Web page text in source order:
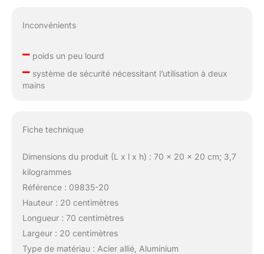
Inconvénients
–poids un peu lourd
–système de sécurité nécessitant l’utilisation à deux
mains
Fiche technique
Dimensions du produit (L x l x h) : 70 x 20 x 20 cm; 3,7
kilogrammes
Référence : 09835-20
Hauteur : 20 centimètres
Longueur : 70 centimètres
Largeur : 20 centimètres
Type de matériau : Acier allié, Aluminium